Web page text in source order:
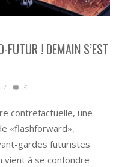
FUTUR ! DEMAIN S’EST
/ 5
contrefactuelle, une
«flashforward»,
gardes futuristes
vient à se confondre